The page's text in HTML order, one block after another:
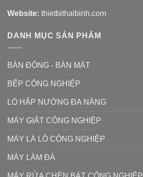
Website: thietbithaibinh.com
DANH MỤC SẢN PHẨM
BÀN ĐÔNG - BÀN MÁT
BẾP CÔNG NGHIỆP
LÒ HẤP NƯỚNG ĐA NĂNG
MÁY GIẶT CÔNG NGHIỆP
MÁY LÀ LÔ CÔNG NGHIỆP
MÁY LÀM ĐÁ